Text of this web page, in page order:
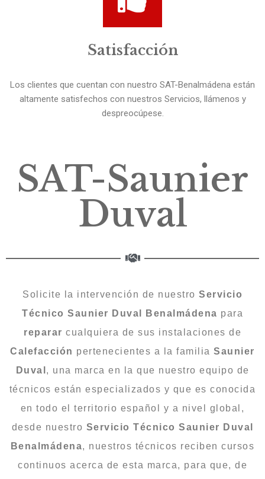
Satisfacción
Los clientes que cuentan con nuestro SAT-Benalmádena están
altamente satisfechos con nuestros Servicios, llámenos y
despreocúpese.
SAT-Saunier
Duval
Solicite la intervención de nuestro Servicio
Técnico Saunier Duval Benalmádena para
reparar cualquiera de sus instalaciones de
Calefacción pertenecientes a la familiaSaunier
Duval , una marca en la que nuestro equipo de
técnicos están especializados y que es conocida
en todo el territorio español y a nivel global,
desde nuestro Servicio Técnico Saunier Duval
Benalmádena, nuestros técnicos reciben cursos
continuos acerca de esta marca, para que, de